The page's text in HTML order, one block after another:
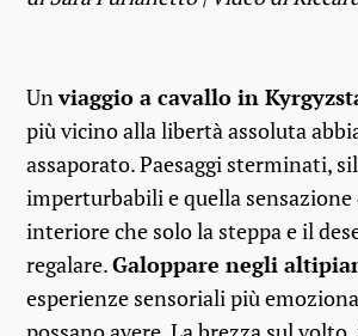
Unviaggio a cavallo in
più vicino alla libertà assoluta
assaporato. Paesaggi sterminati,
imperturbabili e quella
interiore che solo la steppa e il
regalare.Galoppare negli
esperienze sensoriali più